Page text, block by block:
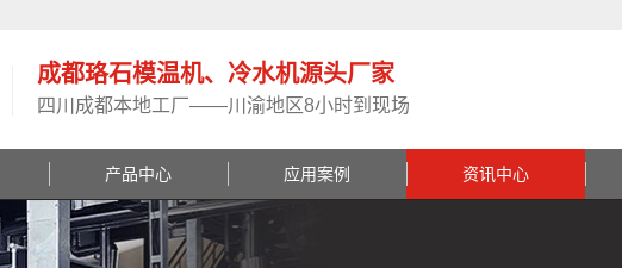
成都珞石模温机、冷水机源头厂家
四川成都本地工厂——川渝地区8小时到现场
产品中心 应用案例 资讯中心